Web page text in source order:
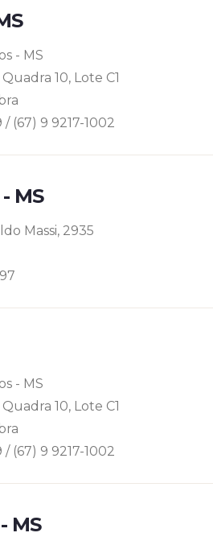
- MS
10, Lote C1
/ (67) 9 9217-1002
MS
Massi, 2935
- MS
10, Lote C1
/ (67) 9 9217-1002
MS